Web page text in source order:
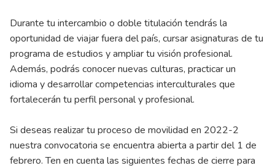
Durante tu intercambio o doble titulación tendrás la
oportunidad de viajar fuera del país, cursar asignaturas de tu
programa de estudios y ampliar tu visión profesional.
Además, podrás conocer nuevas culturas, practicar un
idioma y desarrollar competencias interculturales que
fortalecerán tu perfil personal y profesional.
Si deseas realizar tu proceso de movilidad en 2022-2
nuestra convocatoria se encuentra abierta a partir del 1 de
febrero. Ten en cuenta las siguientes fechas de cierre para